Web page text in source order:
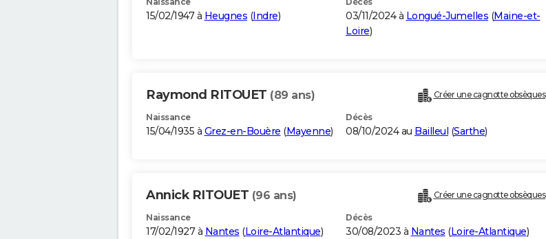
15/02/1947 à Heugnes (Indre) 03/11/2024 à Longué-Jumelles (Maine-et-
Loire)
Raymond RITOUET (89 ans) Créer une cagnotte obsèques
Naissance
15/04/1935 à Grez-en-Bouère (Mayenne)
Décès
08/10/2024 au Bailleul (Sarthe)
Annick RITOUET (96 ans) Créer une cagnotte obsèques
Naissance
17/02/1927 à Nantes (Loire-Atlantique)
Décès
30/08/2023 à Nantes (Loire-Atlantique)